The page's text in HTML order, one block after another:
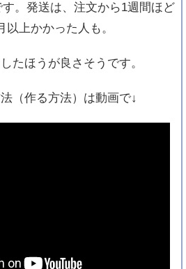
。発送は、注文から1週間ほど
上かかった人も。
たほうが良さそうです。
（作る方法）は動画で↓